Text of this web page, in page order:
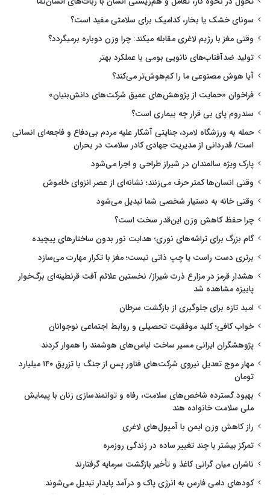
سونای خشک یا بخار، کدامیک برای سلامتی مفید است؟
وقتی مغز با رژیم لاغری مقابله میکند: چرا وزن دوباره برمیگردد؟
تولید ضدآفتاب‌های نانویی بومی با عملکرد بهتر
آیا هوش مصنوعی ما را کم‌هوش‌تر می‌کند؟
فراخوان «حمایت از پژوهش‌های عمیق شرکت‌های دانش‌بنیان»
سندروم پای بی قرار چه بیماری است؟
حمله به ورزشگاه لامرد، جنایتی آشکار علیه مردم بی‌دفاع و فاجعه‌ای انسانی
است/ قدردانی از مدیریت جهادی کادر سلامت در بحران
پارک ویژه سالمندان در شیراز طراحی و اجرا می‌شود
وقتی انسان‌ها کمتر حرف می‌زنند؛ نشانه‌ای از عصر انزوای خاموش
وقتی خانه به دستیار شخصی شما تبدیل می‌شود
چرا حفظ کاهش وزن این‌قدر سخت است؟
گام بزرگ برای تراشه‌های نوری؛ هدایت نور بدون ساختارهای پیچیده
برتری دست راست یا چپ ذاتی نیست؛ مغز با تکرار مهارت می‌سازد
هشدار قرمز در مزارع ذرت شیراز/ نخستین علائم آفت قرنطینه‌ای برگ‌خوار
پاییزه مشاهده شد
امید تازه برای جلوگیری از بازگشت سرطان
خواب کافی؛ کلید موفقیت تحصیلی و روابط اجتماعی نوجوانان
پژوهشگران ایرانی مسیر ساخت لباس‌های هوشمند را هموار کردند
مهار موج تعدیل نیروی شرکت‌های فناور پس از جنگ با تزریق ۱۴۰ میلیارد
تومان
بهبود گسترده شاخص‌های سلامت، رفاه و توانمندسازی زنان با پیمایش
ملی سلامت خانواده هند
راز کاهش وزن ایمن با آمپول‌های لاغری
تمرکز بیشتر با چند تغییر ساده در زندگی روزمره
ناشران میان گرانی کاغذ و تأخیر بازگشت سرمایه گرفتارند
کودهای دامی فارس به انرژی پاک و درآمد پایدار تبدیل می‌شوند